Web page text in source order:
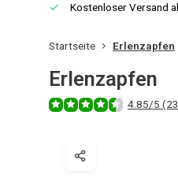
Kostenloser Versand
Startseite Erlenzapfen
Erlenzapfen
4.85/5